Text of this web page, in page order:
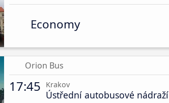
Economy
Orion Bus
17:45 Krakov
Ústřední autobusové nádraží